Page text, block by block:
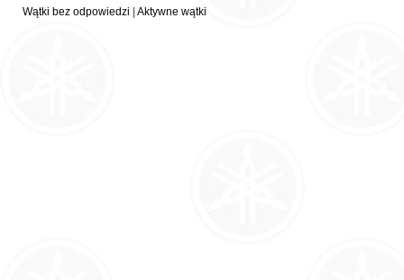
Wątki bez odpowiedzi Aktywne wątki